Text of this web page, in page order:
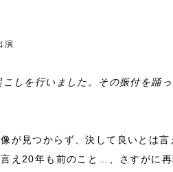
演
しを行いました。その振付を踊
が見つからず、決して良いとは
え20年も前のこと…、さすがに